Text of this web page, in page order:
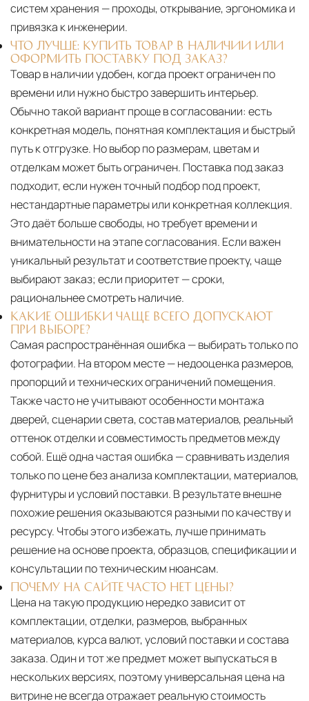
систем хранения — проходы, открывание, эргономика и
привязка к инженерии.
ЧТО ЛУЧШЕ: КУПИТЬ ТОВАР В НАЛИЧИИ ИЛИ
ОФОРМИТЬ ПОСТАВКУ ПОД ЗАКАЗ?
Товар в наличии удобен, когда проект ограничен по
времени или нужно быстро завершить интерьер.
Обычно такой вариант проще в согласовании: есть
конкретная модель, понятная комплектация и быстрый
путь к отгрузке. Но выбор по размерам, цветам и
отделкам может быть ограничен. Поставка под заказ
подходит, если нужен точный подбор под проект,
нестандартные параметры или конкретная коллекция.
Это даёт больше свободы, но требует времени и
внимательности на этапе согласования. Если важен
уникальный результат и соответствие проекту, чаще
выбирают заказ; если приоритет — сроки,
рациональнее смотреть наличие.
КАКИЕ ОШИБКИ ЧАЩЕ ВСЕГО ДОПУСКАЮТ
ПРИ ВЫБОРЕ?
Самая распространённая ошибка — выбирать только по
фотографии. На втором месте — недооценка размеров,
пропорций и технических ограничений помещения.
Также часто не учитывают особенности монтажа
дверей, сценарии света, состав материалов, реальный
оттенок отделки и совместимость предметов между
собой. Ещё одна частая ошибка — сравнивать изделия
только по цене без анализа комплектации, материалов,
фурнитуры и условий поставки. В результате внешне
похожие решения оказываются разными по качеству и
ресурсу. Чтобы этого избежать, лучше принимать
решение на основе проекта, образцов, спецификации и
консультации по техническим нюансам.
ПОЧЕМУ НА САЙТЕ ЧАСТО НЕТ ЦЕНЫ?
Цена на такую продукцию нередко зависит от
комплектации, отделки, размеров, выбранных
материалов, курса валют, условий поставки и состава
заказа. Один и тот же предмет может выпускаться в
нескольких версиях, поэтому универсальная цена на
витрине не всегда отражает реальную стоимость